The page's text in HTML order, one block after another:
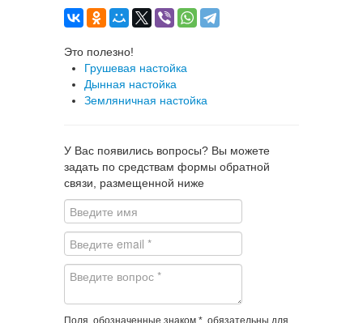
Это полезно!
Грушевая настойка
Дынная настойка
Земляничная настойка
У Вас появились вопросы? Вы можете
задать по средствам формы обратной
связи, размещенной ниже
Поля, обозначенные знаком *, обязательны для